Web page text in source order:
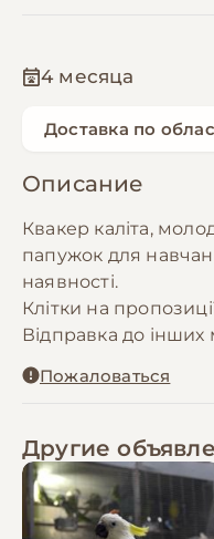
4 месяца
Доставка по
Описание
Квакер каліта,
папужок для
наявності.
Клітки на
Відправка до інших
Пожаловаться
Другие